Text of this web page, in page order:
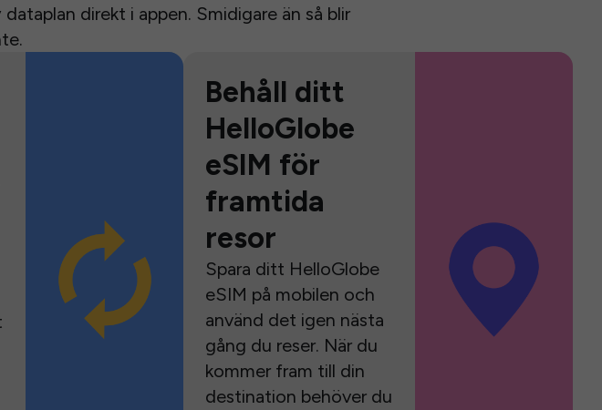
direkt i appen. Smidigare än så blir
Behåll ditt
HelloGlobe
eSIM för
framtida
resor
Spara ditt HelloGlobe
eSIM på mobilen och
använd det igen nästa
gång du reser. När du
kommer fram till din
destination behöver du